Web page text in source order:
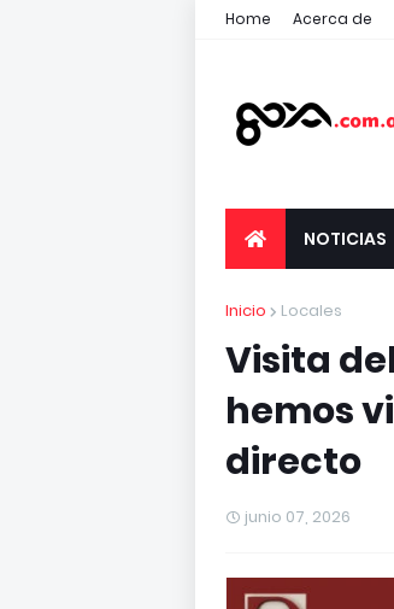
Home Acerca de
NOTICIAS
Inicio Locales
Visita
hemos
directo
junio 07, 2026